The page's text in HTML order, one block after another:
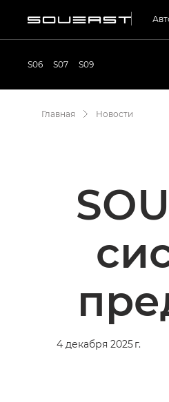
S06 S07 S09
Главная Новости
4 декабря 2025 г.